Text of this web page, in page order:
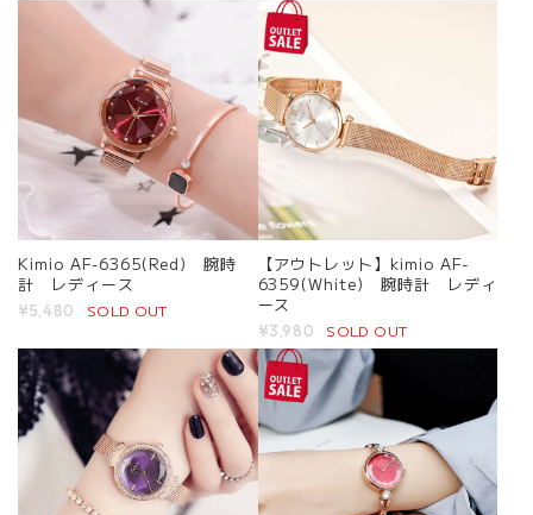
Kimio AF-6365(Red) 腕時
計 レディース
¥5,480 SOLD OUT
【アウトレット】kimio AF-
6359(White) 腕時計 レディ
ース
¥3,980 SOLD OUT